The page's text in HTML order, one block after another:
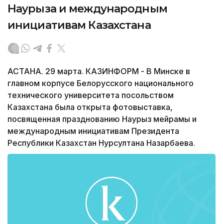
Наурыза и международным
инициативам Казахстана
АСТАНА. 29 марта. КАЗИНФОРМ - В Минске в
главном корпусе Белорусского национального
технического университета посольством
Казахстана была открыта фотовыставка,
посвященная празднованию Наурыз мейрамы и
международным инициативам Президента
Республики Казахстан Нурсултана Назарбаева.